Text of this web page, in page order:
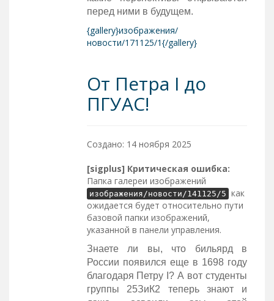
перед ними в будущем.
{gallery}изображения/
новости/171125/1{/gallery}
От Петра I до
ПГУАС!
Создано: 14 ноября 2025
[sigplus] Критическая ошибка:
Папка галереи изображений
изображения/новости/141125/5 как
ожидается будет относительно пути
базовой папки изображений,
указанной в панели управления.
Знаете ли вы, что бильярд в
России появился еще в 1698 году
благодаря Петру I? А вот студенты
группы 25ЗиК2 теперь знают и